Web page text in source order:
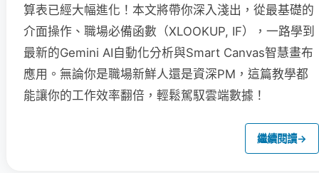
算表已經大幅進化！本文將帶你深入淺出，從最基礎的
介面操作、職場必備函數（XLOOKUP, IF），一路學到
最新的Gemini AI自動化分析與Smart Canvas智慧畫布
應用。無論你是職場新鮮人還是資深PM，這篇教學都
能讓你的工作效率翻倍，輕鬆駕馭雲端數據！
繼續閱讀→